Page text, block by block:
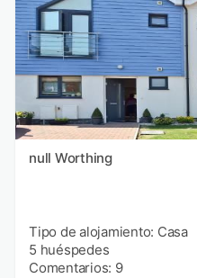
null Worthing
Tipo de alojamiento: Casa
5 huéspedes
Comentarios: 9